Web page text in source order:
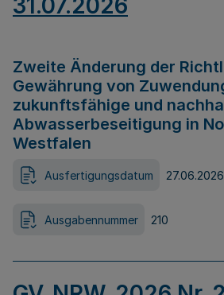
31.07.2026
Zweite Änderung der
Gewährung von
zukunftsfähige und
Abwasserbeseitigung in
Westfalen
Ausfertigungsdatum 27.06.2026
Ausgabennummer 210